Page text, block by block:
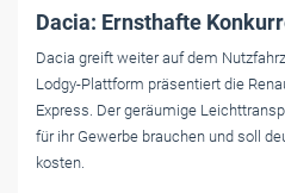
Dacia: Ernsthafte
Dacia greift weiter auf dem
Lodgy-Plattform präsentiert die
Express. Der geräumige
für ihr Gewerbe brauchen und soll
kosten.